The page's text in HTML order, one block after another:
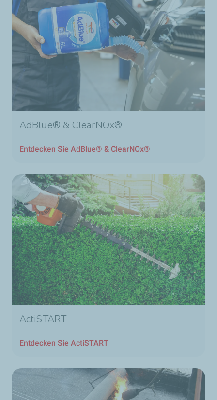
AdBlue® & ClearNOx®
Entdecken Sie AdBlue® & ClearNOx®
ActiSTART
Entdecken Sie ActiSTART